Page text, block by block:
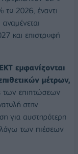
2026, έναντι
και επιστροφή
εμφανίζονται
μέτρων,
των επιπτώσεων
στην
για αυστηρότερη
λόγω των πιέσεων